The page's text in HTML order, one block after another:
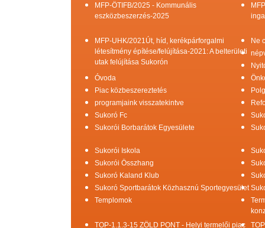
MFP-ÖTIFB/2025 - Kommunális
eszközbeszerzés-2025
MFP-UHK/2021Út, híd, kerékpárforgalmi
létesítmény építése/felújítása-2021: A belterületi
utak felújítása Sukorón
Ne
Óvoda
Piac közbeszereztetés
programjaink visszatekintve
Sukoró Fc
Sukorói Borbarátok Egyesülete
Sukorói Iskola
Sukorói Összhang
Sukoró Kaland Klub
Sukoró Sportbarátok Közhasznú Sportegyesület
Templomok
TOP-1.1.3-15 ZÖLD PONT - Helyi termelői piac